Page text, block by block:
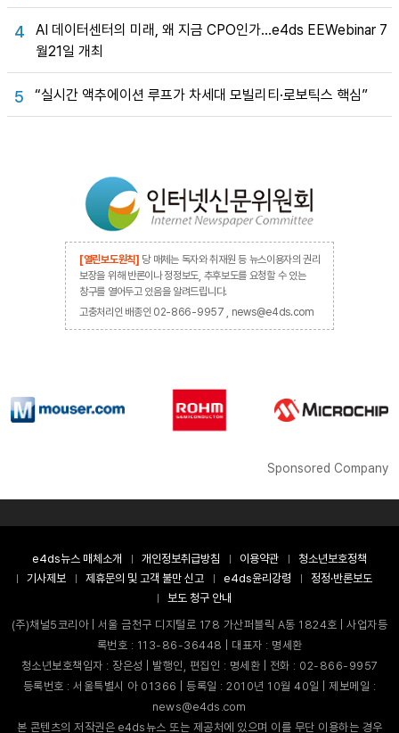
4
AI 데이터센터의 미래, 왜 지금 CPO인가…e4ds EEWebinar 7
월21일 개최
5 “실시간 액추에이션 루프가 차세대 모빌리티·로보틱스 핵심”
[열린보도원칙] 당 매체는 독자와 취재원 등 뉴스이용자의 권리
보장을 위해 반론이나 정정보도, 추후보도를 요청할 수 있는
창구를 열어두고 있음을 알려드립니다.
고충처리인 배종인 02-866-9957 , news@e4ds.com
Sponsored Company
e4ds뉴스 매체소개 개인정보취급방침 이용약관
청소년보호정책
기사제보
제휴문의 및 고객 불만 신고 e4ds윤리강령
정정·반론보도
보도 청구 안내
(주)채널5코리아 | 서울 금천구 디지털로 178 가산퍼블릭 A동 1824호 | 사업자등
록번호 : 113-86-36448 | 대표자 : 명세환
청소년보호책임자 : 장은성 | 발행인, 편집인 : 명세환 | 전화 : 02-866-9957
등록번호 : 서울특별시 아 01366 | 등록일 : 2010년 10월 40일 | 제보메일 :
news@e4ds.com
본 콘텐츠의 저작권은 e4ds뉴스 또는 제공처에 있으며 이를 무단 이용하는 경우